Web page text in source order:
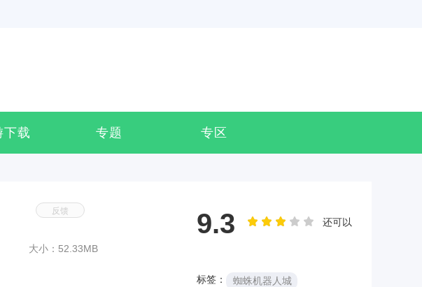
下载 专题 专区
大小：52.33MB
还可以
9.3
标签： 蜘蛛机器人城
反馈